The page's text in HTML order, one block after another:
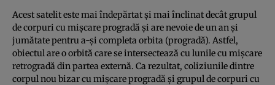
Acest satelit este mai îndepărtat şi mai înclinat decât grupul
de corpuri cu mişcare progradă şi are nevoie de un an şi
jumătate pentru a-şi completa orbita (progradă). Astfel,
obiectul are o orbită care se intersectează cu lunile cu mişcare
retrogradă din partea externă. Ca rezultat, coliziunile dintre
corpul nou bizar cu mişcare progradă şi grupul de corpuri cu